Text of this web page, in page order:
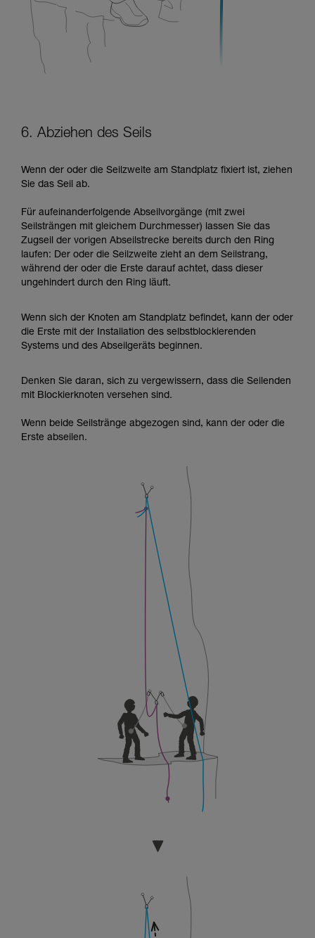
6. Abziehen des Seils
Wenn der oder die Seilzweite am Standplatz fixiert ist, ziehen
Sie das Seil ab.
Für aufeinanderfolgende Abseilvorgänge (mit zwei
Seilsträngen mit gleichem Durchmesser) lassen Sie das
Zugseil der vorigen Abseilstrecke bereits durch den Ring
laufen: Der oder die Seilzweite zieht an dem Seilstrang,
während der oder die Erste darauf achtet, dass dieser
ungehindert durch den Ring läuft.
Wenn sich der Knoten am Standplatz befindet, kann der oder
die Erste mit der Installation des selbstblockierenden
Systems und des Abseilgeräts beginnen.
Denken Sie daran, sich zu vergewissern, dass die Seilenden
mit Blockierknoten versehen sind.
Wenn beide Seilstränge abgezogen sind, kann der oder die
Erste abseilen.